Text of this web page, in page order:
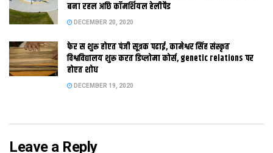
व्यक्त करैत कहला जे सरकार द्वारा उठाउल गेल इ एकटा महत्वपूर्ण कदम
अछि। एहि स पूर्व नीलेकणी मुख्यमंत्री नीतीश कुमार स भेंट करि सूचना एवं
क वरिष्ठ अधिकारी क संग बैठक करि कई महत्वपूर्ण जानकारी लेलथि आ
अपनी दिस स किछु सुझाव देलथि।
बना रहल अछि कॉमर्शियल हेलीपैड
DECEMBER 20, 2020
फेर स शुरू होएत पंजी सूत्रक पढाई, कामेश्वर सिंह संस्कृत
विश्वविद्यालय शुरू करत डिप्लोमा कोर्स, genetic relations पर
होएत शोध
DECEMBER 19, 2020
Leave a Reply